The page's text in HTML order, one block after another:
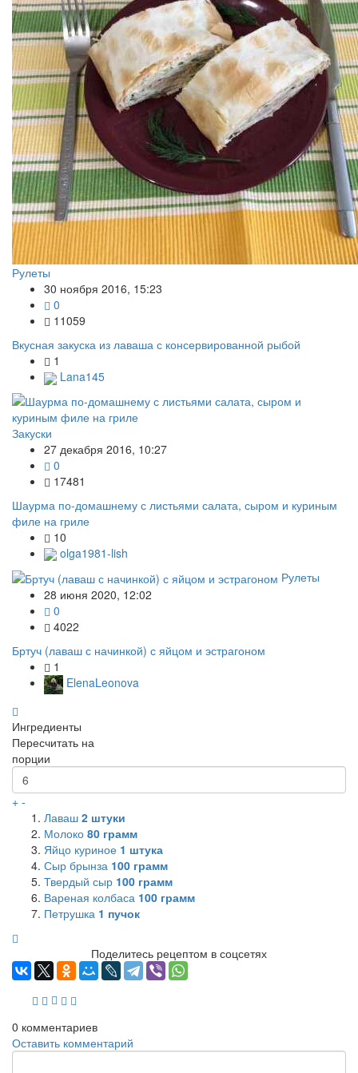
Рулеты
30 ноября 2016, 15:23
0
11059
Вкусная закуска из лаваша с консервированной рыбой
1
Lana145
Закуски
27 декабря 2016, 10:27
0
17481
Шаурма по-домашнему с листьями салата, сыром и куриным
филе на гриле
10
olga1981-lish
Рулеты
28 июня 2020, 12:02
0
4022
Бртуч (лаваш с начинкой) с яйцом и эстрагоном
1
ElenaLeonova
Ингредиенты
Пересчитать на
порции
+ -
Лаваш 2 штуки
Молоко 80 грамм
Яйцо куриное 1 штука
Сыр брынза 100 грамм
Твердый сыр 100 грамм
Вареная колбаса 100 грамм
Петрушка 1 пучок
Поделитесь рецептом в соцсетях
0 комментариев
Оставить комментарий